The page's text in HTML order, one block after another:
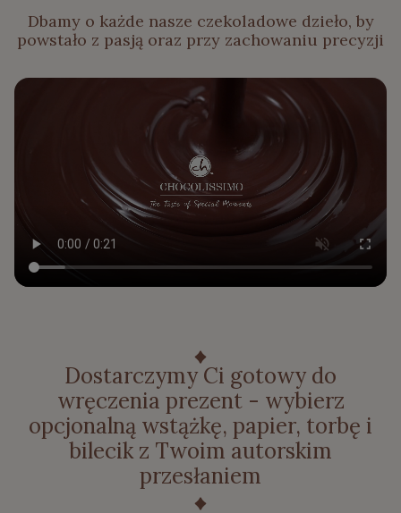
Dbamy o każde nasze czekoladowe dzieło, by
powstało z pasją oraz przy zachowaniu precyzji
Dostarczymy Ci gotowy do
wręczenia prezent - wybierz
opcjonalną wstążkę, papier, torbę i
bilecik z Twoim autorskim
przesłaniem